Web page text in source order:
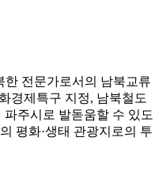
전문가로서의 남북교류
경제특구 지정, 남북철도
주시로 발돋움할 수 있도
평화·생태 관광지로의 투